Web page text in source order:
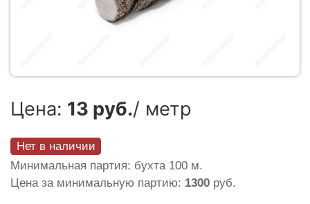
Цена: 13 руб./ метр
Нет в наличии
Минимальная партия: бухта 100 м.
Цена за минимальную партию: 1300 руб.